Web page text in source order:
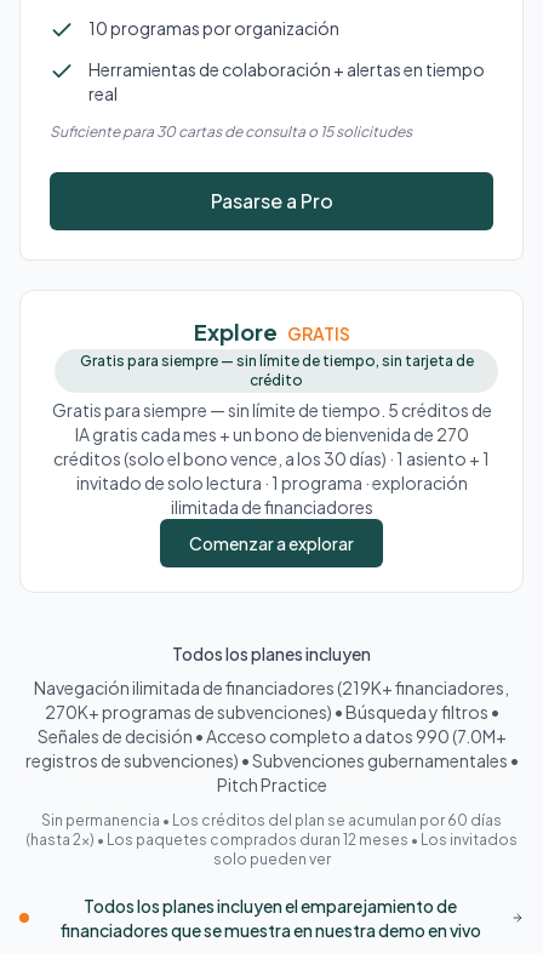
10 programas por organización
Herramientas de colaboración + alertas en tiempo
real
Suficiente para 30 cartas de consulta o 15 solicitudes
Pasarse a Pro
Explore GRATIS
Gratis para siempre — sin límite de tiempo, sin tarjeta de
crédito
Gratis para siempre — sin límite de tiempo. 5 créditos de
IA gratis cada mes + un bono de bienvenida de 270
créditos (solo el bono vence, a los 30 días) · 1 asiento + 1
invitado de solo lectura · 1 programa · exploración
ilimitada de financiadores
Comenzar a explorar
Todos los planes incluyen
Navegación ilimitada de financiadores (219K+ financiadores,
270K+ programas de subvenciones) • Búsqueda y filtros •
Señales de decisión • Acceso completo a datos 990 (7.0M+
registros de subvenciones) • Subvenciones gubernamentales •
Pitch Practice
Sin permanencia • Los créditos del plan se acumulan por 60 días
(hasta 2×) • Los paquetes comprados duran 12 meses • Los invitados
solo pueden ver
Todos los planes incluyen el emparejamiento de
financiadores que se muestra en nuestra demo en vivo